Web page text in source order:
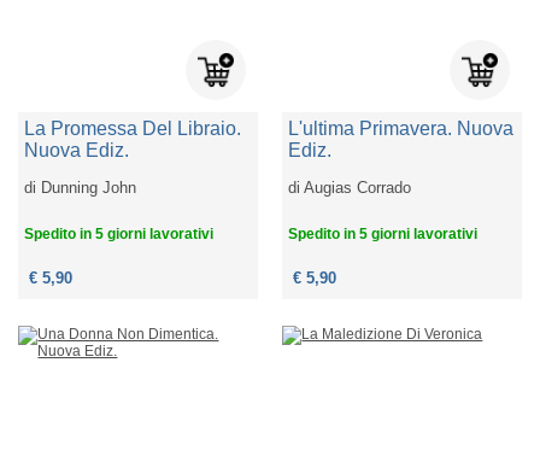
La Promessa Del Libraio.
Nuova Ediz.
di Dunning John
Spedito in 5 giorni lavorativi
€ 5,90
L'ultima Primavera. Nuova
Ediz.
diAugias Corrado
Spedito in 5 giorni lavorativi
€ 5,90